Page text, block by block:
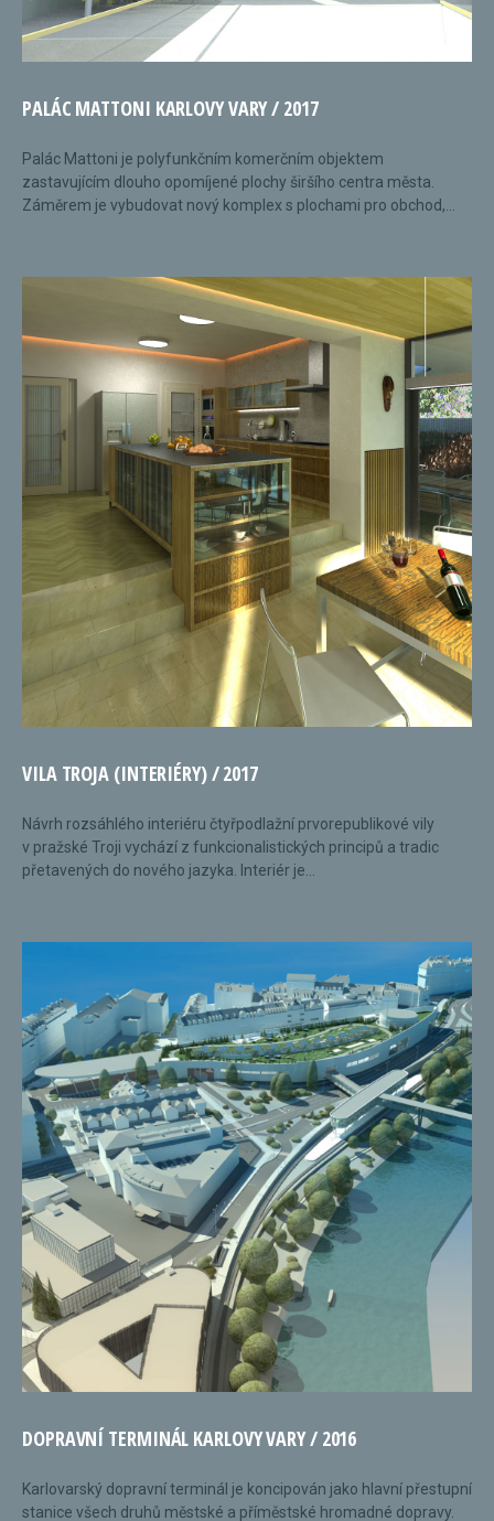
PALÁC MATTONI KARLOVY VARY / 2017
Palác Mattoni je polyfunkčním komerčním objektem
zastavujícím dlouho opomíjené plochy širšího centra města.
Záměrem je vybudovat nový komplex s plochami pro obchod,...
VILA TROJA (INTERIÉRY) / 2017
Návrh rozsáhlého interiéru čtyřpodlažní prvorepublikové vily
v pražské Troji vychází z funkcionalistických principů a tradic
přetavených do nového jazyka. Interiér je...
DOPRAVNÍ TERMINÁL KARLOVY VARY / 2016
Karlovarský dopravní terminál je koncipován jako hlavní přestupní
stanice všech druhů městské a příměstské hromadné dopravy.